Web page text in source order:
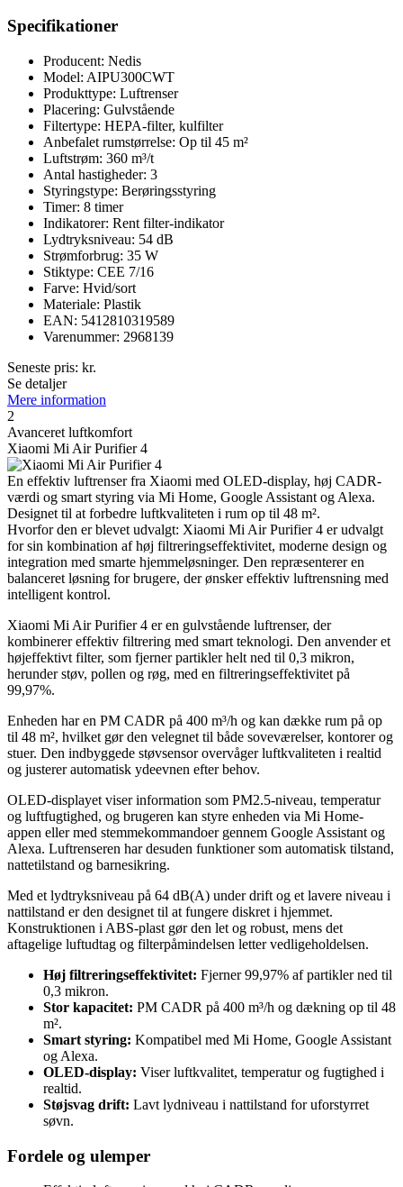
Specifikationer
Producent: Nedis
Model: AIPU300CWT
Produkttype: Luftrenser
Placering: Gulvstående
Filtertype: HEPA-filter, kulfilter
Anbefalet rumstørrelse: Op til 45 m²
Luftstrøm: 360 m³/t
Antal hastigheder: 3
Styringstype: Berøringsstyring
Timer: 8 timer
Indikatorer: Rent filter-indikator
Lydtryksniveau: 54 dB
Strømforbrug: 35 W
Stiktype: CEE 7/16
Farve: Hvid/sort
Materiale: Plastik
EAN: 5412810319589
Varenummer: 2968139
Seneste pris: kr.
Se detaljer
Mere information
2
Avanceret luftkomfort
Xiaomi Mi Air Purifier 4
En effektiv luftrenser fra Xiaomi med OLED-display, høj CADR-
værdi og smart styring via Mi Home, Google Assistant og Alexa.
Designet til at forbedre luftkvaliteten i rum op til 48 m².
Hvorfor den er blevet udvalgt: Xiaomi Mi Air Purifier 4 er udvalgt
for sin kombination af høj filtreringseffektivitet, moderne design og
integration med smarte hjemmeløsninger. Den repræsenterer en
balanceret løsning for brugere, der ønsker effektiv luftrensning med
intelligent kontrol.
Xiaomi Mi Air Purifier 4 er en gulvstående luftrenser, der
kombinerer effektiv filtrering med smart teknologi. Den anvender et
højeffektivt filter, som fjerner partikler helt ned til 0,3 mikron,
herunder støv, pollen og røg, med en filtreringseffektivitet på
99,97%.
Enheden har en PM CADR på 400 m³/h og kan dække rum på op
til 48 m², hvilket gør den velegnet til både soveværelser, kontorer og
stuer. Den indbyggede støvsensor overvåger luftkvaliteten i realtid
og justerer automatisk ydeevnen efter behov.
OLED-displayet viser information som PM2.5-niveau, temperatur
og luftfugtighed, og brugeren kan styre enheden via Mi Home-
appen eller med stemmekommandoer gennem Google Assistant og
Alexa. Luftrenseren har desuden funktioner som automatisk tilstand,
nattetilstand og barnesikring.
Med et lydtryksniveau på 64 dB(A) under drift og et lavere niveau i
nattilstand er den designet til at fungere diskret i hjemmet.
Konstruktionen i ABS-plast gør den let og robust, mens det
aftagelige luftudtag og filterpåmindelsen letter vedligeholdelsen.
Høj filtreringseffektivitet: Fjerner 99,97% af partikler ned til
0,3 mikron.
Stor kapacitet: PM CADR på 400 m³/h og dækning op til 48
m².
Smart styring: Kompatibel med Mi Home, Google Assistant
og Alexa.
OLED-display: Viser luftkvalitet, temperatur og fugtighed i
realtid.
Støjsvag drift: Lavt lydniveau i nattilstand for uforstyrret
søvn.
Fordele og ulemper